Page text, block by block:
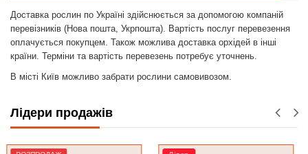
Доставка рослин по Україні здійснюється за допомогою компаній
перевізників (Нова пошта, Укрпошта). Вартість послуг перевезення
оплачується покупцем. Також можлива доставка орхідей в інші
країни. Терміни та вартість перевезень потребує уточнень.
В місті Київ можливо забрати рослини самовивозом.
Лідери продажів